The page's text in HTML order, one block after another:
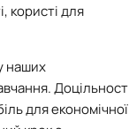
користі для
наших
для економічної